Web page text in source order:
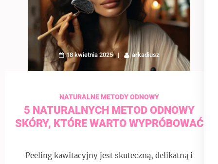
18 kwietnia 2025 arkadiusz
NATURALNE METODY ODNOWY
5 NATURALNYCH METOD ODNOWY
SKÓRY, KTÓRE WARTO WYPRÓBOWAĆ
Peeling kawitacyjny jest skuteczną, delikatną i